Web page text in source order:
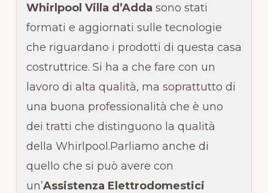
Whirlpool Villa d’Adda sono stati
formati e aggiornati sulle tecnologie
che riguardano i prodotti di questa casa
costruttrice. Si ha a che fare con un
lavoro di alta qualità, ma soprattutto di
una buona professionalità che è uno
dei tratti che distinguono la qualità
della Whirlpool.Parliamo anche di
quello che si può avere con
un’Assistenza Elettrodomestici